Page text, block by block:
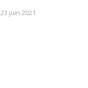
23 juin 2021